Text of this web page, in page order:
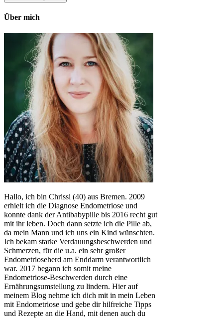
Über mich
Hallo, ich bin Chrissi (40) aus Bremen. 2009
erhielt ich die Diagnose Endometriose und
konnte dank der Antibabypille bis 2016 recht gut
mit ihr leben. Doch dann setzte ich die Pille ab,
da mein Mann und ich uns ein Kind wünschten.
Ich bekam starke Verdauungsbeschwerden und
Schmerzen, für die u.a. ein sehr großer
Endometrioseherd am Enddarm verantwortlich
war. 2017 begann ich somit meine
Endometriose-Beschwerden durch eine
Ernährungsumstellung zu lindern. Hier auf
meinem Blog nehme ich dich mit in mein Leben
mit Endometriose und gebe dir hilfreiche Tipps
und Rezepte an die Hand, mit denen auch du